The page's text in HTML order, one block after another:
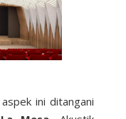
ini ditangani